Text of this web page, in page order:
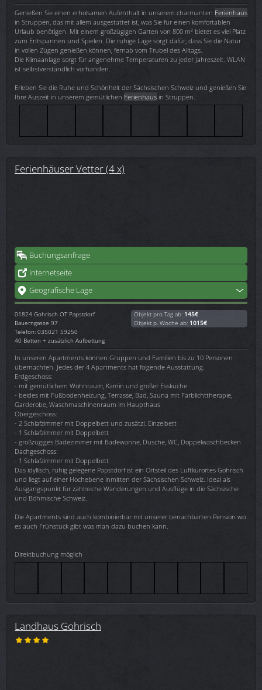
Genießen Sie einen erholsamen Aufenthalt in unserem charmanten Ferienhaus
in Struppen, das mit allem ausgestattet ist, was Sie für einen komfortablen
Urlaub benötigen. Mit einem großzügigen Garten von 800 m² bietet es viel Platz
zum Entspannen und Spielen. Die ruhige Lage sorgt dafür, dass Sie die Natur
in vollen Zügen genießen können, fernab vom Trubel des Alltags.
Die Klimaanlage sorgt für angenehme Temperaturen zu jeder Jahreszeit. WLAN
ist selbstverständlich vorhanden.
Erleben Sie die Ruhe und Schönheit der Sächsischen Schweiz und genießen Sie
Ihre Auszeit in unserem gemütlichen Ferienhaus in Struppen.
Ferienhäuser Vetter (4 x)
Buchungsanfrage
Internetseite
Geografische Lage
01824 Gohrisch OT Papstdorf
Bauerngasse 97
Telefon: 035021 59250
40 Betten + zusätzlich Aufbettung
Objekt pro Tag ab: 145€
Objekt p. Woche ab: 1015€
In unseren Apartments können Gruppen und Familien bis zu 10 Personen
übernachten. Jedes der 4 Apartments hat folgende Ausstattung.
Erdgeschoss:
- mit gemütlichem Wohnraum, Kamin und großer Essküche
- beides mit Fußbodenheizung, Terrasse, Bad, Sauna mit Farblichttherapie,
Garderobe, Waschmaschinenraum im Haupthaus
Obergeschoss:
- 2 Schlafzimmer mit Doppelbett und zusätzl. Einzelbett
- 1 Schlafzimmer mit Doppelbett
- großzügiges Badezimmer mit Badewanne, Dusche, WC, Doppelwaschbecken
Dachgeschoss:
- 1 Schlafzimmer mit Doppelbett
Das idyllisch, ruhig gelegene Papstdorf ist ein Ortsteil des Luftkurortes Gohrisch
und liegt auf einer Hochebene inmitten der Sächsischen Schweiz. Ideal als
Ausgangspunkt für zahlreiche Wanderungen und Ausflüge in die Sächsische
und Böhmische Schweiz.
Die Apartments sind auch kombinierbar mit unserer benachbarten Pension wo
es auch Frühstück gibt was man dazu buchen kann.
Direktbuchung möglich
Landhaus Gohrisch